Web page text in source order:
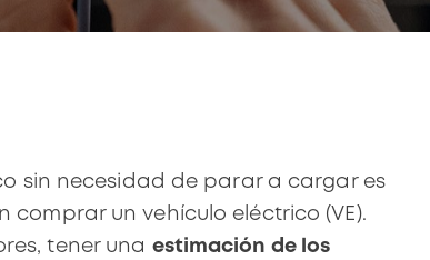
sin necesidad de parar a cargar es
comprar un vehículo eléctrico (VE).
tener una estimación de los